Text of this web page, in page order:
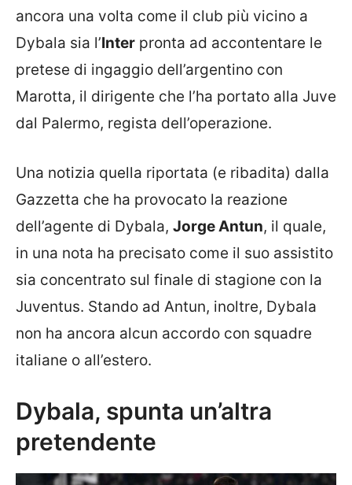
ancora una volta come il club più vicino a
Dybala sia l’Inter pronta ad accontentare le
pretese di ingaggio dell’argentino con
Marotta, il dirigente che l’ha portato alla Juve
dal Palermo, regista dell’operazione.
Una notizia quella riportata (e ribadita) dalla
Gazzetta che ha provocato la reazione
dell’agente di Dybala, Jorge Antun, il quale,
in una nota ha precisato come il suo assistito
sia concentrato sul finale di stagione con la
Juventus. Stando ad Antun, inoltre, Dybala
non ha ancora alcun accordo con squadre
italiane o all’estero.
Dybala, spunta un’altra
pretendente